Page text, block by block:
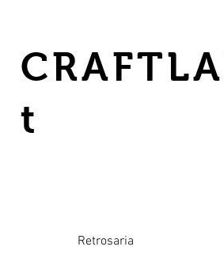
t
Retrosaria